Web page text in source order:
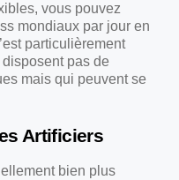
vous pouvez
mondiaux par jour en
particulièrement
pas de
mais qui peuvent se
Artificiers
bien plus